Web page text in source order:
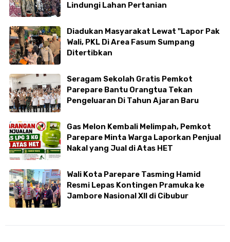
Lindungi Lahan Pertanian
Diadukan Masyarakat Lewat "Lapor Pak
Wali, PKL Di Area Fasum Sumpang
Ditertibkan
Seragam Sekolah Gratis Pemkot
Parepare Bantu Orangtua Tekan
Pengeluaran Di Tahun Ajaran Baru
Gas Melon Kembali Melimpah, Pemkot
Parepare Minta Warga Laporkan Penjual
Nakal yang Jual di Atas HET
Wali Kota Parepare Tasming Hamid
Resmi Lepas Kontingen Pramuka ke
Jambore Nasional XII di Cibubur